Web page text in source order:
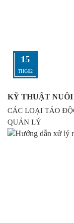
15
THG02
KỸ THUẬT
CÁC LOẠI TẢO
QUẢN LÝ